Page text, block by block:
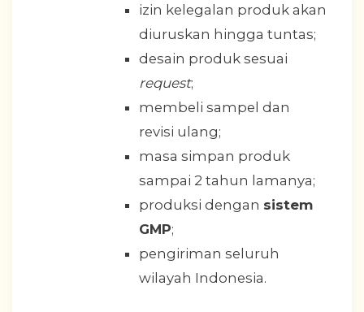
izin kelegalan produk akan
diuruskan hingga tuntas;
desain produk sesuai
request;
membeli sampel dan
revisi ulang;
masa simpan produk
sampai 2 tahun lamanya;
produksi dengan sistem
GMP;
pengiriman seluruh
wilayah Indonesia.